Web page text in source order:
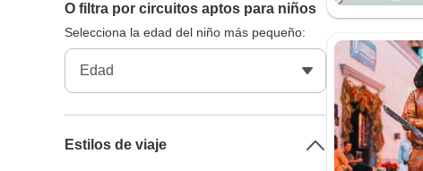
O filtra por circuitos aptos para niños
Selecciona la edad del niño más pequeño:
Estilos de viaje